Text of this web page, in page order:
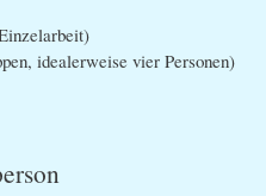
idealerweise vier Personen)